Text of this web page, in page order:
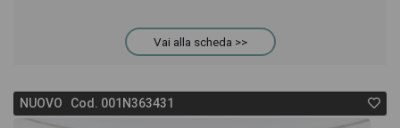
Vai alla scheda >>
NUOVO Cod. 001N363431